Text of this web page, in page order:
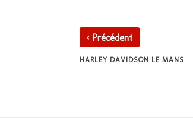
‹Précédent
HARLEY DAVIDSON LE MANS